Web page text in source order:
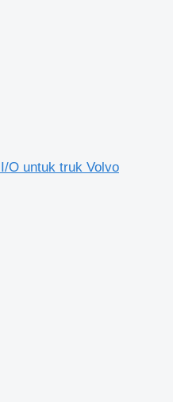
O untuk truk Volvo